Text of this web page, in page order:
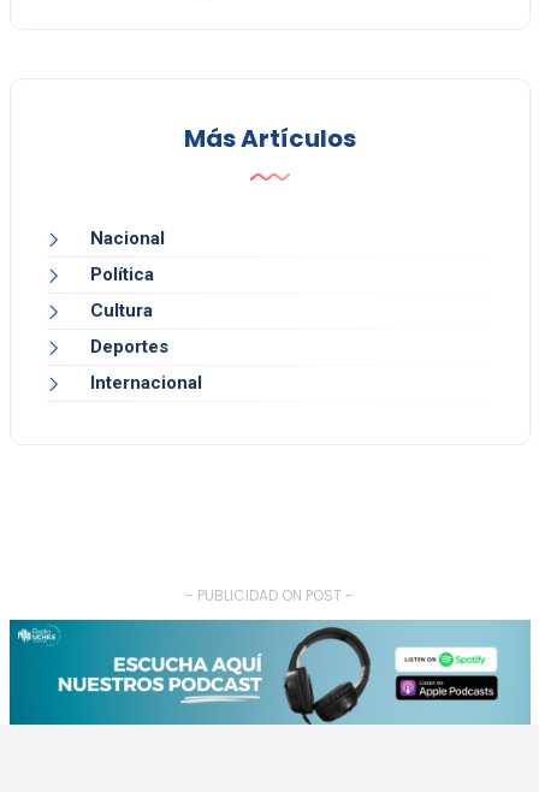
Más Artículos
Nacional
Política
Cultura
Deportes
Internacional
- PUBLICIDAD ON POST -